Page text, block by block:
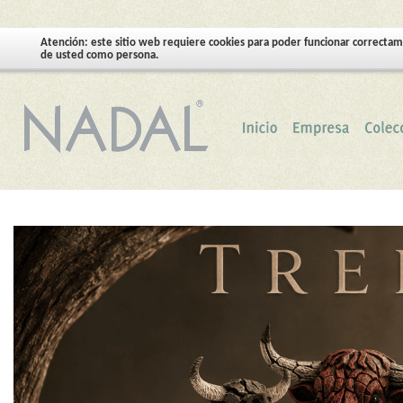
Atención: este sitio web requiere cookies para poder funcionar
de usted como persona.